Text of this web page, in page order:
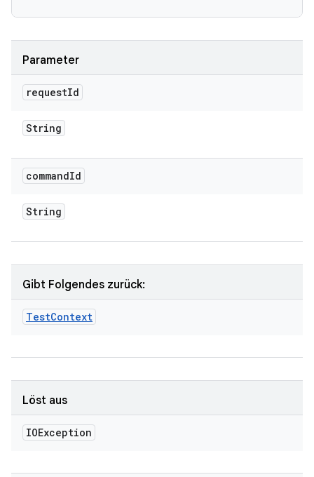
Parameter
requestId
String
commandId
String
Gibt Folgendes zurück:
TestContext
Löst aus
IOException